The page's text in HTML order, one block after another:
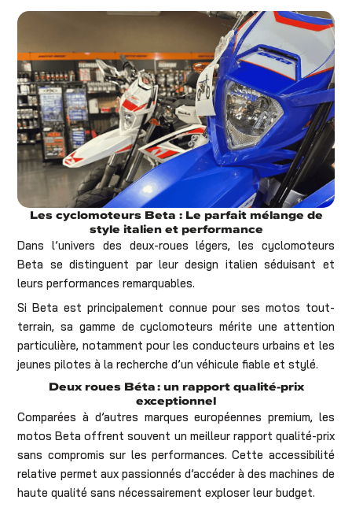
Les cyclomoteurs Beta : Le parfait mélange de
style italien et performance
Dans l’univers des deux-roues légers, les cyclomoteurs
Beta se distinguent par leur design italien séduisant et
leurs performances remarquables.
Si Beta est principalement connue pour ses motos tout-
terrain, sa gamme de cyclomoteurs mérite une attention
particulière, notamment pour les conducteurs urbains et les
jeunes pilotes à la recherche d’un véhicule fiable et stylé.
Deux roues Béta : un rapport qualité-prix
exceptionnel
Comparées à d’autres marques européennes premium, les
motos Beta offrent souvent un meilleur rapport qualité-prix
sans compromis sur les performances. Cette accessibilité
relative permet aux passionnés d’accéder à des machines de
haute qualité sans nécessairement exploser leur budget.